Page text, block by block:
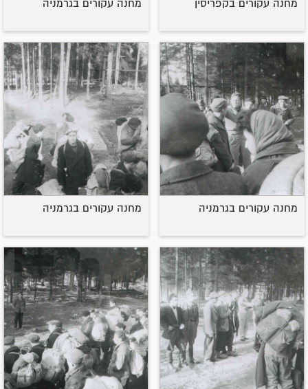
מחנה עקורים בקפריסין מחנה עקורים בגרמניה
מחנה עקורים בגרמניה מחנה עקורים בגרמניה